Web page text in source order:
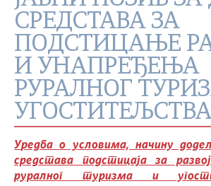
СРЕДСТАВА ЗА
ПОДСТИЦАЊЕ
И УНАПРЕЂЕЊА
РУРАЛНОГ
УГОСТИТЕЉСТВА
Уредбао условима, начину
средстава подстицаja за
руралног туризма и